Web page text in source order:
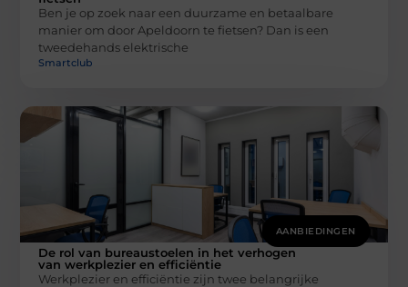
Ben je op zoek naar een duurzame en betaalbare
manier om door Apeldoorn te fietsen? Dan is een
tweedehands elektrische
Smartclub
AANBIEDINGEN
De rol van bureaustoelen in het verhogen
van werkplezier en efficiëntie
Werkplezier en efficiëntie zijn twee belangrijke